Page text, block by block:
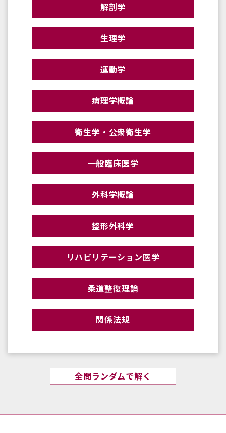
解剖学
生理学
運動学
病理学概論
衛生学・公衆衛生学
一般臨床医学
外科学概論
整形外科学
リハビリテーション医学
柔道整復理論
関係法規
全問ランダムで解く